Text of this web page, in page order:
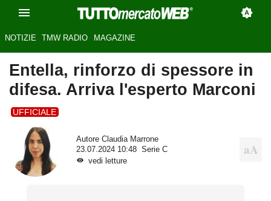
NOTIZIE TMW RADIO MAGAZINE
Entella, rinforzo di spessore in
difesa. Arriva l'esperto Marconi
UFFICIALE
Autore Claudia Marrone
23.07.2024 10:48
Serie C
vedi letture